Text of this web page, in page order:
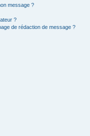
message ?
?
de rédaction de message ?